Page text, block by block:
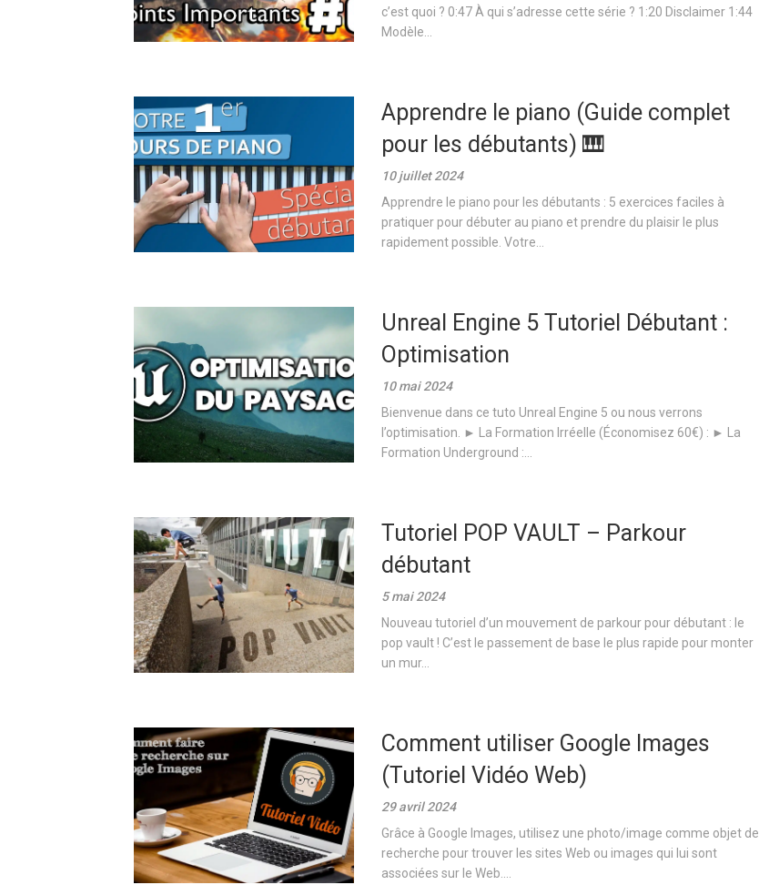
c’est quoi ? 0:47 À qui s’adresse cette série ? 1:20 Disclaimer 1:44
Modèle...
Apprendre le piano (Guide complet
pour les débutants) 🎹
10 juillet 2024
Apprendre le piano pour les débutants : 5 exercices faciles à
pratiquer pour débuter au piano et prendre du plaisir le plus
rapidement possible. Votre...
Unreal Engine 5 Tutoriel Débutant :
Optimisation
10 mai 2024
Bienvenue dans ce tuto Unreal Engine 5 ou nous verrons
l’optimisation. ► La Formation Irréelle (Économisez 60€) : ► La
Formation Underground :...
Tutoriel POP VAULT – Parkour
débutant
5 mai 2024
Nouveau tutoriel d’un mouvement de parkour pour débutant : le
pop vault ! C’est le passement de base le plus rapide pour monter
un mur...
Comment utiliser Google Images
(Tutoriel Vidéo Web)
29 avril 2024
Grâce à Google Images, utilisez une photo/image comme objet de
recherche pour trouver les sites Web ou images qui lui sont
associées sur le Web....